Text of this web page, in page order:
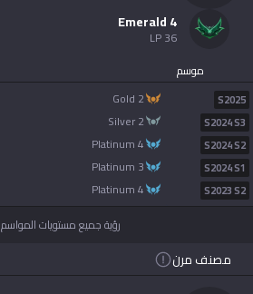
emerald 4
36
موسم
S2025
gold 2
S2024 S3
silver 2
S2024 S2
platinum 4
S2024 S1
platinum 3
S2023 S2
platinum 4
رؤية جميع مستويات المواسم
مصنف مرن
Desktop
Gigs
New
Streamer
Apps
dansk
Svenska
Norsk
русский язык
suomi